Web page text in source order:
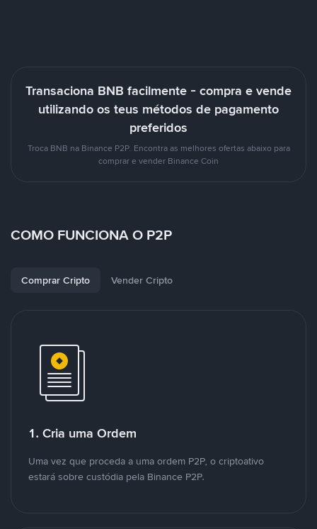
Transaciona BNB facilmente - compra e vende
utilizando os teus métodos de pagamento
preferidos
Troca BNB na Binance P2P. Encontra as melhores ofertas abaixo para
comprar e vender Binance Coin
COMO FUNCIONA O P2P
Comprar Cripto Vender Cripto
1. Cria uma Ordem
Uma vez que proceda a uma ordem P2P, o criptoativo
estará sobre custódia pela Binance P2P.